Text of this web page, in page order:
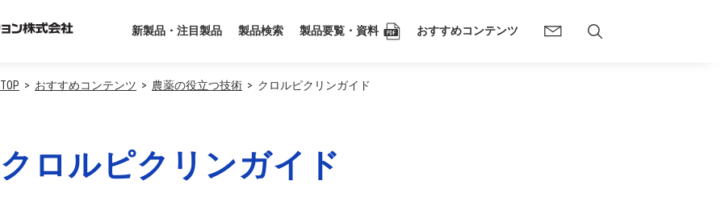
新製品・注目製品 製品検索 製品要覧・資料 おすすめコンテンツ
TOP おすすめコンテンツ 農薬の役立つ技術 クロルピクリンガイド
クロルピクリンガイド